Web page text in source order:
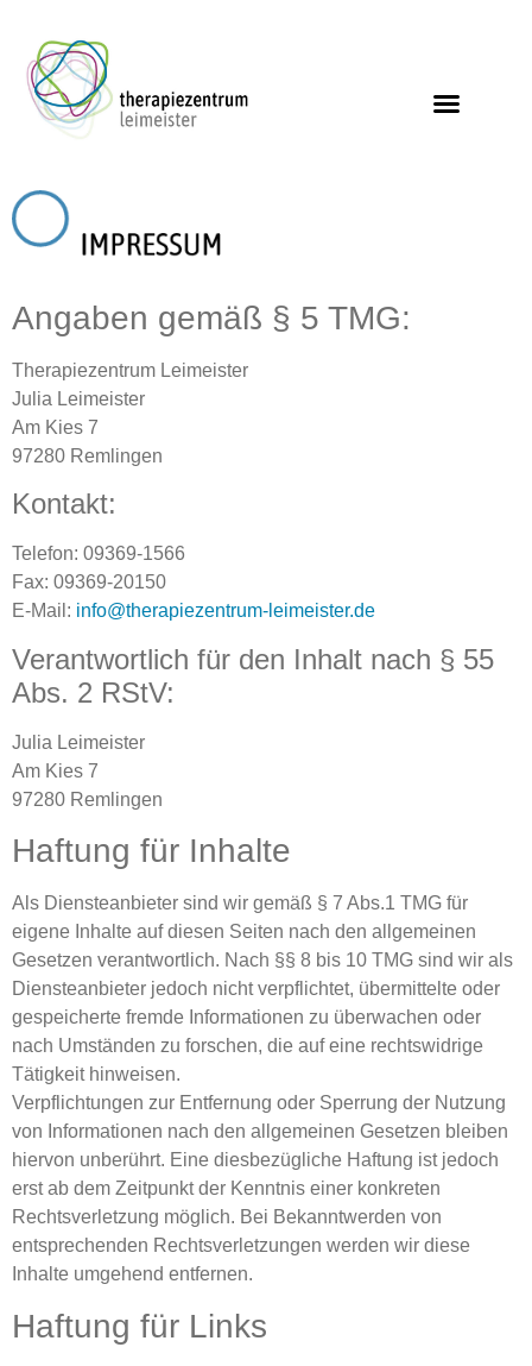
Angaben gemäß § 5 TMG:
Therapiezentrum Leimeister
Julia Leimeister
Am Kies 7
97280 Remlingen
Kontakt:
Telefon: 09369-1566
Fax: 09369-20150
E-Mail: info@therapiezentrum- leimeister.de
Verantwortlich für den Inhalt nach § 55
Abs. 2 RStV:
Julia Leimeister
Am Kies 7
97280 Remlingen
Haftung für Inhalte
Als Diensteanbieter sind wir gemäß § 7 Abs.1 TMG für
eigene Inhalte auf diesen Seiten nach den allgemeinen
Gesetzen verantwortlich. Nach §§ 8 bis 10 TMG sind wir als
Diensteanbieter jedoch nicht verpflichtet, übermittelte oder
gespeicherte fremde Informationen zu überwachen oder
nach Umständen zu forschen, die auf eine rechtswidrige
Tätigkeit hinweisen.
Verpflichtungen zur Entfernung oder Sperrung der Nutzung
von Informationen nach den allgemeinen Gesetzen bleiben
hiervon unberührt. Eine diesbezügliche Haftung ist jedoch
erst ab dem Zeitpunkt der Kenntnis einer konkreten
Rechtsverletzung möglich. Bei Bekanntwerden von
entsprechenden Rechtsverletzungen werden wir diese
Inhalte umgehend entfernen.
Haftung für Links